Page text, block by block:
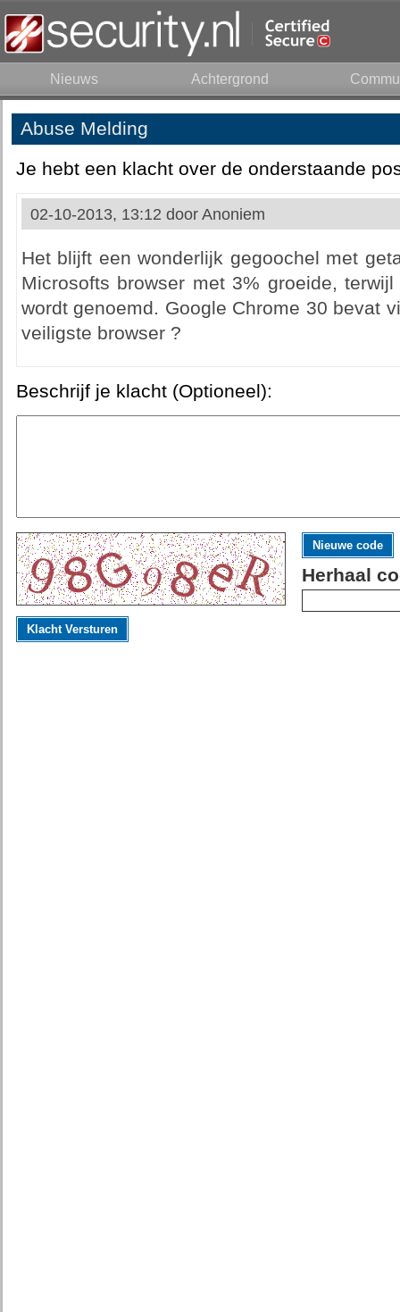
Nieuws Achtergrond
Abuse Melding
Je hebt een klacht over de onderstaande
02-10-2013, 13:12 door Anoniem
Het blijft een wonderlijk gegoochel met
Microsofts browser met 3% groeide,
wordt genoemd. Google Chrome 30 bevat
veiligste browser ?
Beschrijf je klacht (Optioneel):
Nieuwe code
Herhaal
Klacht Versturen